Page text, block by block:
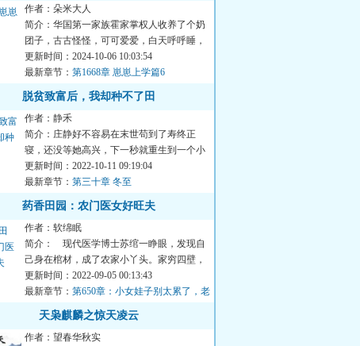
作者：朵米大人
简介：华国第一家族霍家掌权人收养了个奶
团子，古古怪怪，可可爱爱，白天呼呼睡，
晚上精神百倍！大家在想...
更新时间：2024-10-06 10:03:54
最新章节： 第1668章 崽崽上学篇6
脱贫致富后，我却种不了田
作者：静禾
简介：庄静好不容易在末世苟到了寿终正
寝，还没等她高兴，下一秒就重生到一个小
农女身上。什么？家里穷？...
更新时间：2022-10-11 09:19:04
最新章节： 第三十章 冬至
药香田园：农门医女好旺夫
作者：软绵眠
简介： 现代医学博士苏绾一睁眼，发现自
己身在棺材，成了农家小丫头。家穷四壁，
没钱买粮？医术在右，空...
更新时间：2022-09-05 00:13:43
最新章节： 第650章：小女娃子别太累了，老
夫会心疼的~
天枭麒麟之惊天凌云
作者：望春华秋实